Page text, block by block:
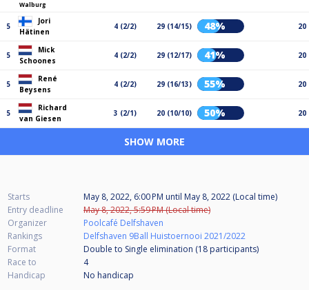
Walburg
5
Jori
Hätinen
4 (2/2) 29 (14/15) 48% 20
5
Mick
Schoones
4 (2/2) 29 (12/17) 41% 20
5
René
Beysens
4 (2/2) 29 (16/13) 55% 20
5
Richard
van Giesen
3 (2/1) 20 (10/10) 50% 20
SHOW MORE
Starts May 8, 2022, 6:00 PM until May 8, 2022 (Local time)
Entry deadline
May 8, 2022, 5:59 PM (Local time)
Organizer
Poolcafé Delfshaven
Rankings
Delfshaven 9Ball Huistoernooi 2021/2022
Format
Double to Single elimination (18 participants)
Race to
4
Handicap
No handicap